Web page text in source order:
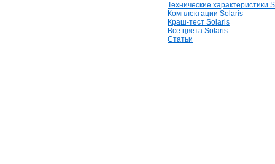
Технические характеристики
Комплектации Solaris
Краш-тест Solaris
Все цвета Solaris
Статьи